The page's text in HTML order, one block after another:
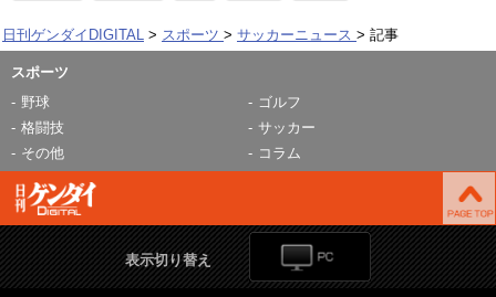
日刊ゲンダイDIGITAL スポーツ サッカーニュース 記事
スポーツ
野球
ゴルフ
格闘技
サッカー
その他
コラム
表示切り替え